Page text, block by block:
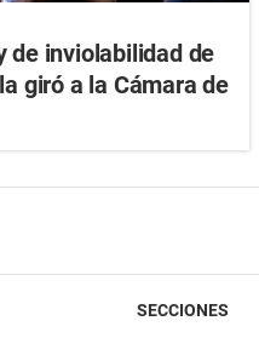
de inviolabilidad de
giró a la Cámara de
SECCIONES